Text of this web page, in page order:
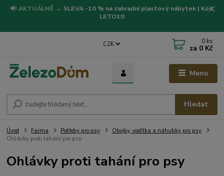
🔊 AKTUÁLNĚ → SLEVA -10 % na zahradní plastový nábytek | Kód:
LETO10
Menu
CZK
Hledat
0 ks
za 0 Kč
Úvod Farma Potřeby pro psy
Obojky, vodítka a náhubky pro psy
Ohlávky proti tahání pro psy
Ohlávky proti tahání pro psy